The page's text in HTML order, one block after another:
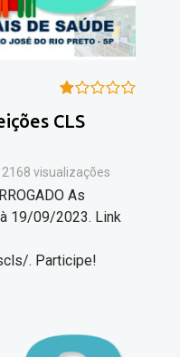
CLS
2168 visualizações
As
19/09/2023. Link
. Participe!